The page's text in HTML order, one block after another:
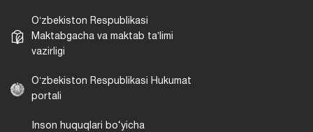
Oʻzbekiston Respublikasi
Maktabgacha va maktab taʼlimi
vazirligi
Oʻzbekiston Respublikasi Hukumat
portali
Inson huquqlari bo‘yicha